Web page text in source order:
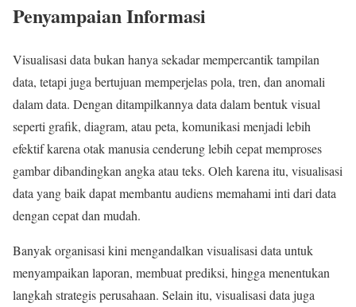
Penyampaian Informasi
Visualisasi data bukan hanya sekadar mempercantik tampilan
data, tetapi juga bertujuan memperjelas pola, tren, dan anomali
dalam data. Dengan ditampilkannya data dalam bentuk visual
seperti grafik, diagram, atau peta, komunikasi menjadi lebih
efektif karena otak manusia cenderung lebih cepat memproses
gambar dibandingkan angka atau teks. Oleh karena itu, visualisasi
data yang baik dapat membantu audiens memahami inti dari data
dengan cepat dan mudah.
Banyak organisasi kini mengandalkan visualisasi data untuk
menyampaikan laporan, membuat prediksi, hingga menentukan
langkah strategis perusahaan. Selain itu, visualisasi data juga